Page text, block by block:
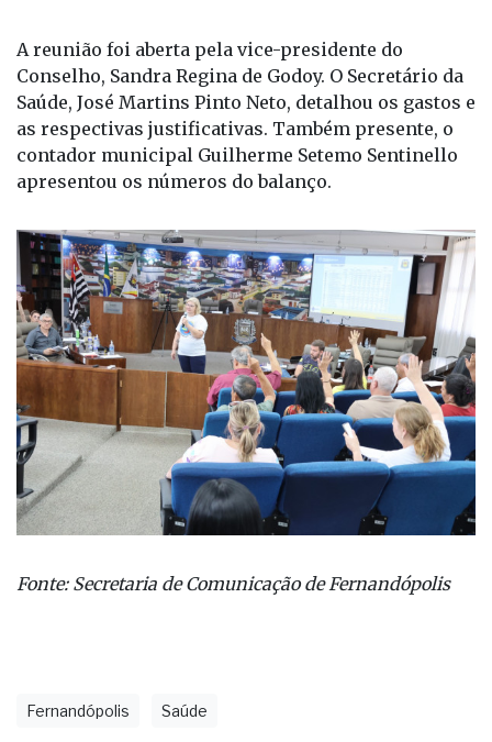
A reunião foi aberta pela vice-presidente do
Conselho, Sandra Regina de Godoy. O Secretário da
Saúde, José Martins Pinto Neto, detalhou os gastos e
as respectivas justificativas. Também presente, o
contador municipal Guilherme Setemo Sentinello
apresentou os números do balanço.
Fonte: Secretaria de Comunicação de Fernandópolis
Fernandópolis Saúde